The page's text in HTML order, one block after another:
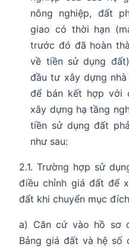
nông nghiệp, đất
giao có thời hạn
trước đó đã hoàn
về tiền sử dụng
đầu tư xây dựng
để bán kết hợp với
xây dựng hạ tầng
tiền sử dụng đất
như sau:
2.1. Trường hợp sử
điều chỉnh giá đất để
đất khi chuyển mục
a) Căn cứ vào hồ sơ
Bảng giá đất và hệ số